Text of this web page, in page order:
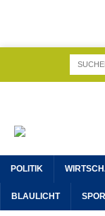
POLITIK
BLAULICHT